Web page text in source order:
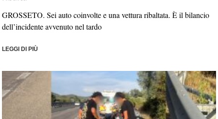
GROSSETO. Sei auto coinvolte e una vettura ribaltata. È il bilancio
dell’incidente avvenuto nel tardo
LEGGI DI PIÙ